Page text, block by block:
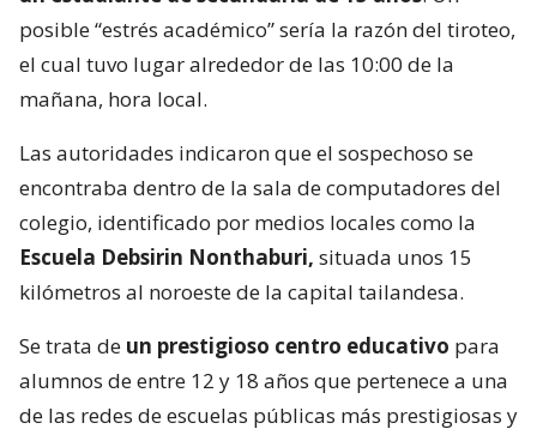
posible “estrés académico” sería la razón del tiroteo,
el cual tuvo lugar alrededor de las 10:00 de la
mañana, hora local.
Las autoridades indicaron que el sospechoso se
encontraba dentro de la sala de computadores del
colegio, identificado por medios locales como la
Escuela Debsirin Nonthaburi, situada unos 15
kilómetros al noroeste de la capital tailandesa.
Se trata de un prestigioso centro educativo para
alumnos de entre 12 y 18 años que pertenece a una
de las redes de escuelas públicas más prestigiosas y